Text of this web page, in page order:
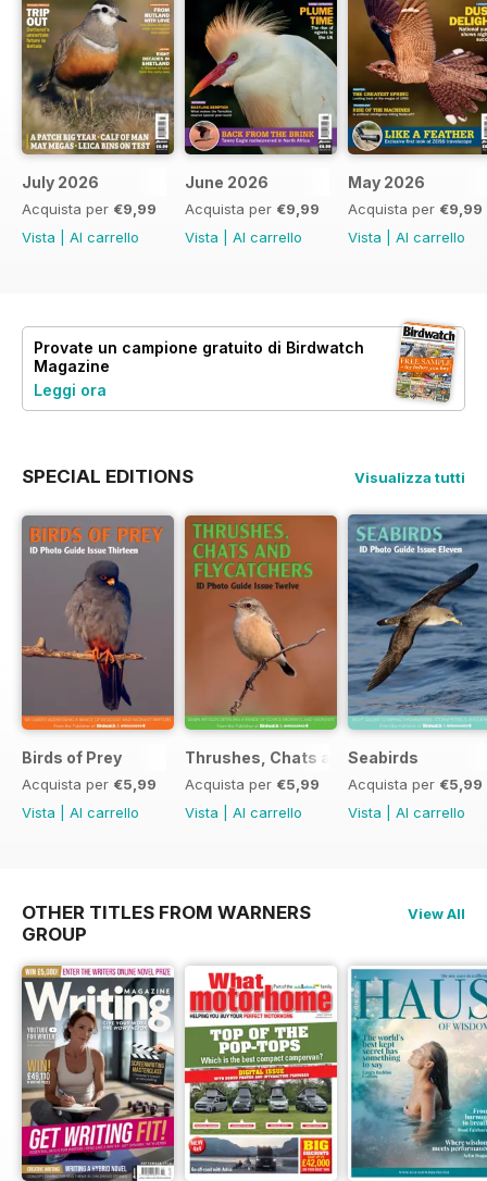
July 2026
Acquista per €9,99
Vista
Al carrello
June 2026
Acquista per €9,99
Vista
Al carrello
May 2026
Acquista per €9,99
Vista
Al carrello
Provate un campione gratuito di Birdwatch
Magazine
Leggi ora
SPECIAL EDITIONS Visualizza tutti
Birds of Prey
Acquista per €5,99
Vista
Al carrello
Thrushes, Chats and Flycatchers
Acquista per €5,99
Vista
Al carrello
Seabirds
Acquista per €5,99
Vista
Al carrello
OTHER TITLES FROM WARNERS
GROUP
View All